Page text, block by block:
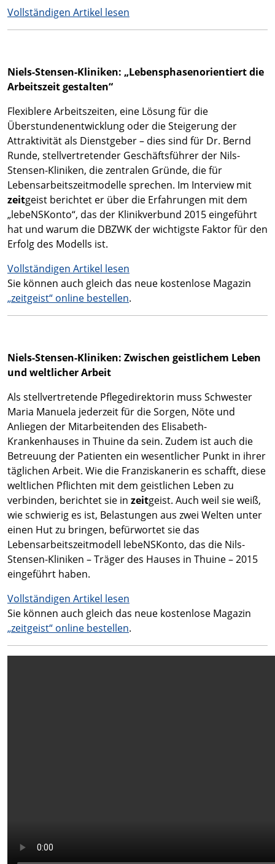
Vollständigen Artikel lesen
Niels-Stensen-Kliniken: „Lebensphasenorientiert die
Arbeitszeit gestalten“
Flexiblere Arbeitszeiten, eine Lösung für die
Überstundenentwicklung oder die Steigerung der
Attraktivität als Dienstgeber – dies sind für Dr. Bernd
Runde, stellvertretender Geschäftsführer der Nils-
Stensen-Kliniken, die zentralen Gründe, die für
Lebensarbeitszeitmodelle sprechen. Im Interview mit
zeitgeist berichtet er über die Erfahrungen mit dem
„lebeNSKonto“, das der Klinikverbund 2015 eingeführt
hat und warum die DBZWK der wichtigste Faktor für den
Erfolg des Modells ist.
Vollständigen Artikel lesen
Sie können auch gleich das neue kostenlose Magazin
„zeitgeist“ online bestellen.
Niels-Stensen-Kliniken: Zwischen geistlichem Leben
und weltlicher Arbeit
Als stellvertretende Pflegedirektorin muss Schwester
Maria Manuela jederzeit für die Sorgen, Nöte und
Anliegen der Mitarbeitenden des Elisabeth-
Krankenhauses in Thuine da sein. Zudem ist auch die
Betreuung der Patienten ein wesentlicher Punkt in ihrer
täglichen Arbeit. Wie die Franziskanerin es schafft, diese
weltlichen Pflichten mit dem geistlichen Leben zu
verbinden, berichtet sie in zeitgeist. Auch weil sie weiß,
wie schwierig es ist, Belastungen aus zwei Welten unter
einen Hut zu bringen, befürwortet sie das
Lebensarbeitszeitmodell lebeNSKonto, das die Nils-
Stensen-Kliniken – Träger des Hauses in Thuine – 2015
eingeführt haben.
Vollständigen Artikel lesen
Sie können auch gleich das neue kostenlose Magazin
„zeitgeist“ online bestellen.